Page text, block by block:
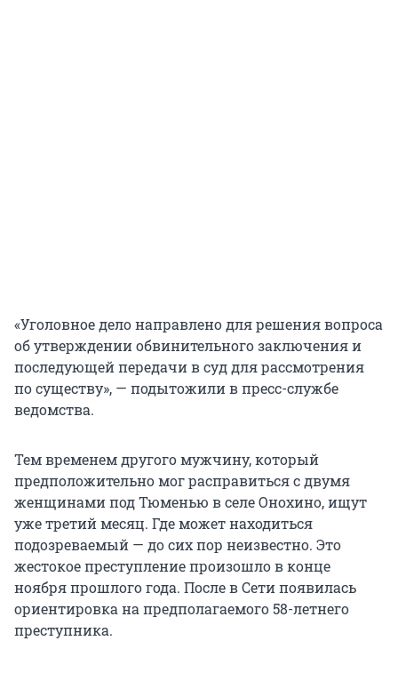
«Уголовное дело направлено для решения вопроса
об утверждении обвинительного заключения и
последующей передачи в суд для рассмотрения
по существу», — подытожили в пресс-службе
ведомства.
Тем временем другого мужчину, который
предположительно мог расправиться с двумя
женщинами под Тюменью в селе Онохино, ищут
уже третий месяц. Где может находиться
подозреваемый — до сих пор неизвестно. Это
жестокое преступление произошло в конце
ноября прошлого года. После в Сети появилась
ориентировка на предполагаемого 58-летнего
преступника.